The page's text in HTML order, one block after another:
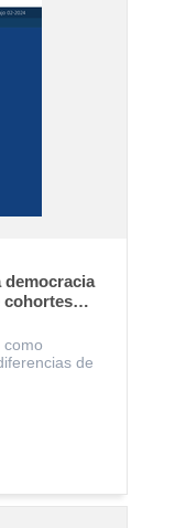
democracia
cohortes
como
de